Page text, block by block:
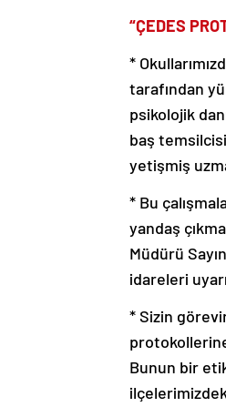
“ÇEDES
*
tarafından
psikolojik
baş
yetişmiş
* Bu
yandaş
Müdürü
idareleri
* Sizin
Bunun bir